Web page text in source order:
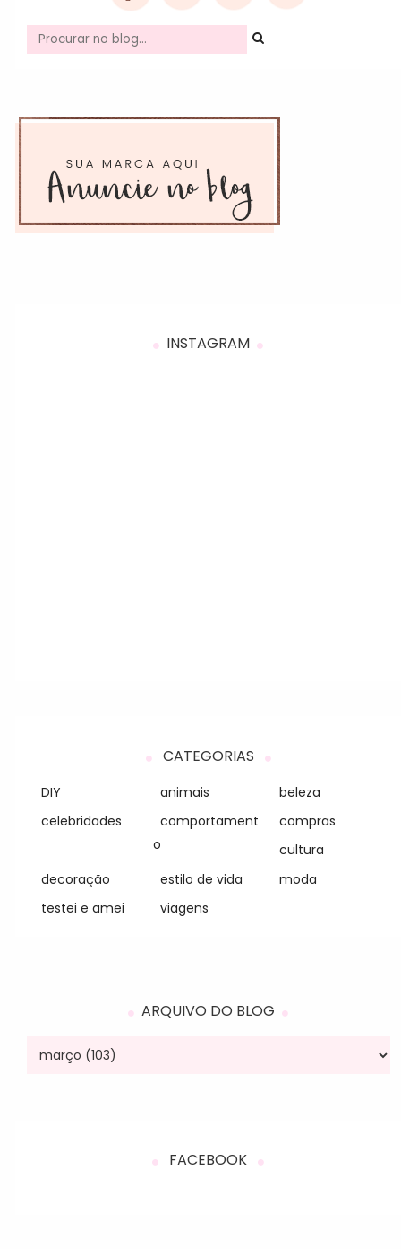
INSTAGRAM
CATEGORIAS
DIY animais
beleza
celebridades
comportament
o
compras
cultura
decoração
estilo de vida
moda
testei e amei
viagens
ARQUIVO DO BLOG
FACEBOOK